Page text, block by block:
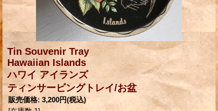
Tin Souvenir Tray
Hawaiian Islands
ハワイ アイランズ
ティンサービングトレイ/お盆
販売価格: 3,200円(税込)